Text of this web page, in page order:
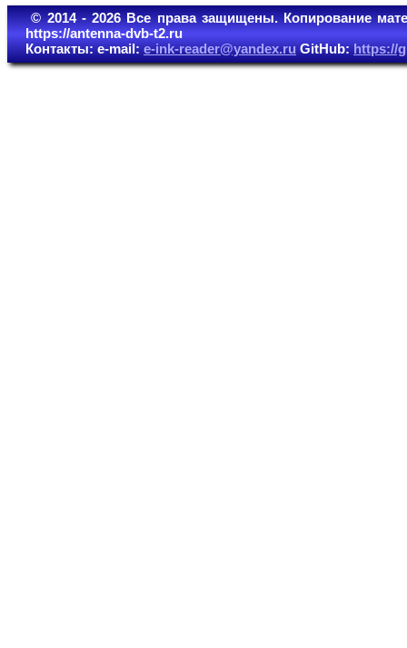
© 2014 - 2026 Все права защищены. Копирование
https://antenna-dvb-t2.ru
Контакты: e-mail:e-ink-reader@yandex.ruGitHub:https://